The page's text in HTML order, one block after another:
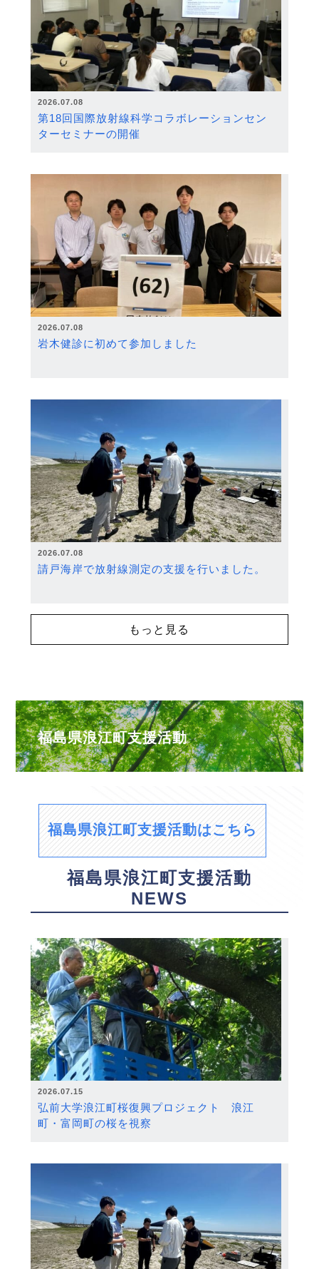
2026.07.08
第18回国際放射線科学コラボレーションセン
ターセミナーの開催
2026.07.08
岩木健診に初めて参加しました
2026.07.08
請戸海岸で放射線測定の支援を行いました。
もっと見る
福島県浪江町支援活動
福島県浪江町支援活動はこちら
福島県浪江町支援活動
NEWS
2026.07.15
弘前大学浪江町桜復興プロジェクト 浪江
町・富岡町の桜を視察